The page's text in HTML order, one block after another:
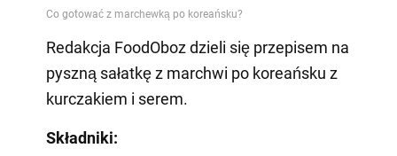
Redakcja FoodOboz dzieli się przepisem na
pyszną sałatkę z marchwi po koreańsku z
kurczakiem i serem.
Składniki: